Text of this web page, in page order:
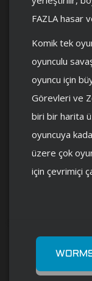
FAZLA hasar
Komik tek
oyunculu
oyuncu için
Görevleri ve
biri bir harita
oyuncuya
üzere çok
için çevrimiçi